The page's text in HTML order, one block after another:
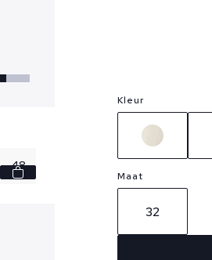
48
Kleur
Maat
32